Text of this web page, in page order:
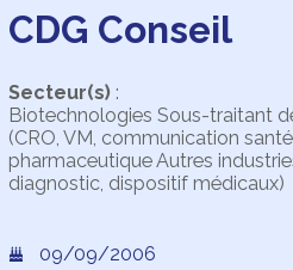
CDG Conseil
Secteur(s):
Biotechnologies Sous-traitant
(CRO, VM, communication
pharmaceutique Autres
diagnostic, dispositif médicaux)
09/09/2006